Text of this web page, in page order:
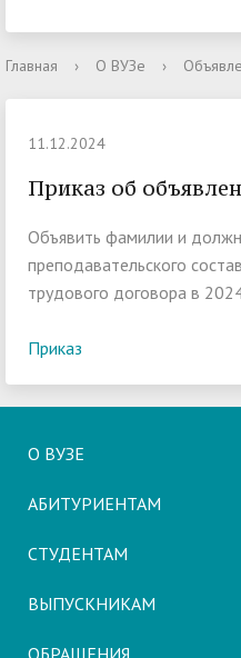
Главная › О ВУЗе ›
11.12.2024
Приказ об
Объявить фамилии и
преподавательского
трудового договора в
Приказ
О ВУЗЕ
АБИТУРИЕНТАМ
СТУДЕНТАМ
ВЫПУСКНИКАМ